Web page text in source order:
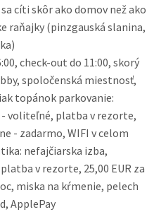
cíti skôr ako domov než ako
raňajky (pinzgauská slanina,
check-out do 11:00, skorý
spoločenská miestnosť,
topánok parkovanie:
- voliteľné, platba v rezorte,
- zadarmo, WIFI v celom
nefajčiarska izba,
v rezorte, 25,00 EUR za
miska na kŕmenie, pelech
ApplePay